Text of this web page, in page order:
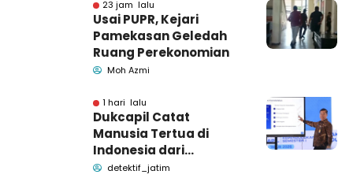
Jasa
23 jam lalu
Usai PUPR, Kejari
Pamekasan Geledah
Ruang Perekonomian
Moh Azmi
1 hari lalu
Dukcapil Catat
Manusia Tertua di
Indonesia dari
Bangkalan dan
detektif_jatim